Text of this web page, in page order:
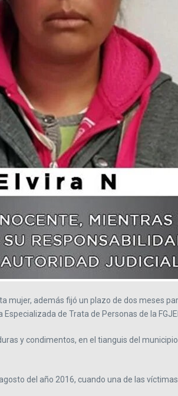
mujer, además fijó un plazo de dos meses
de Trata de Personas de la
y condimentos, en el tianguis del
del año 2016, cuando una de las